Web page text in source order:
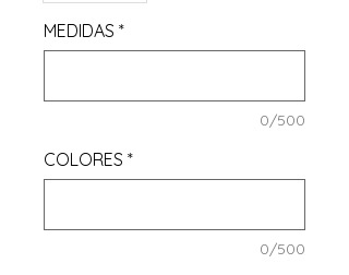
MEDIDAS *
0/500
COLORES *
0/500